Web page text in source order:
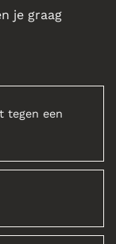
je graag
tegen een